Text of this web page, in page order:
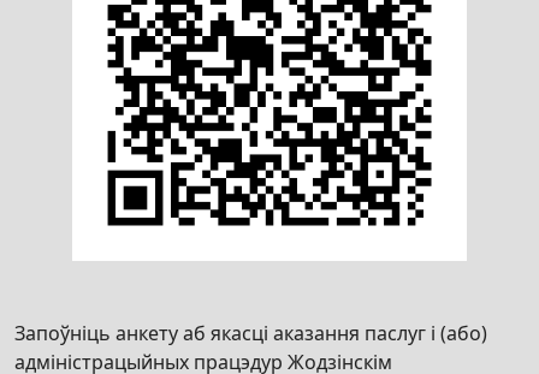
Запоўніць анкету аб якасці аказання паслуг і (або)
адміністрацыйных працэдур Жодзінскім